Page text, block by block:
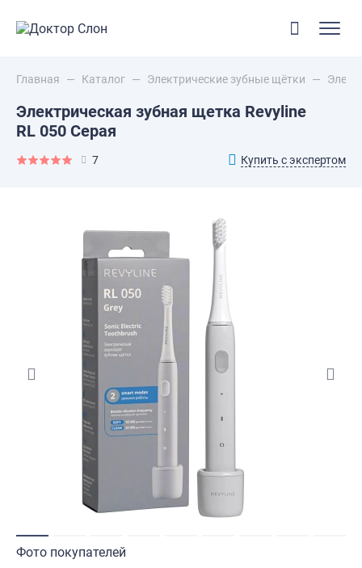
Главная — Каталог — Электрические зубные щётки —
Электрическая зубная щетка Revyline
RL 050 Серая
7 Купить с экспертом
Фото покупателей